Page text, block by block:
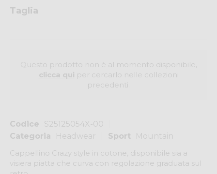
Codice
S25125054X-00
Categoria
Headwear Sport
Mountain
Cappellino Crazy style in cotone, disponibile sia a
visiera piatta che curva con regolazione graduata sul
Taglia
Questo prodotto non è al momento disponibile,
per cercarlo nelle collezioni
precedenti.